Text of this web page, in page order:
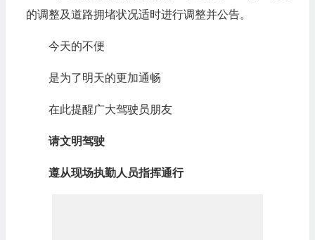
的调整及道路拥堵状况适时进行调整并公告。
今天的不便
是为了明天的更加通畅
在此提醒广大驾驶员朋友
请文明驾驶
遵从现场执勤人员指挥通行